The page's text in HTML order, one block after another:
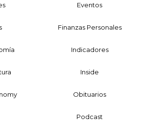
Eventos
Finanzas Personales
Indicadores
Inside
Obituarios
Podcast